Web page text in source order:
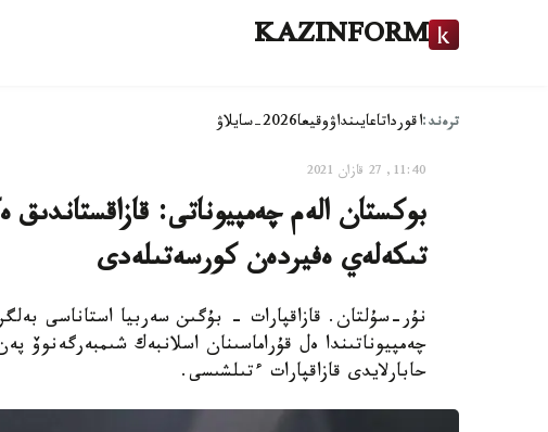
KAZINFORM
ترەند:اقورداتاعايىنداۋوقيعا2026-سايلاۋ
11:40, 27 قازان 2021
بوكستان الەم چەمپيوناتى:
تىكەلەي ەفيردەن كورسەتىلەدى
نۇر-سۇلتان. قازاقپارات - بۇگىن سەربيا استاناسى
چەمپيوناتىندا ەل قۇراماسىنان اسلانبەك شىمبەرگەنوۆ
حابارلايدى قازاقپارات ءتىلشىسى.